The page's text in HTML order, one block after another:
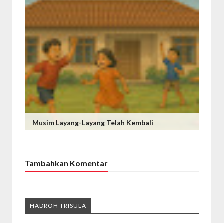
Musim Layang-Layang Telah Kembali
Tambahkan Komentar
HADROH TRISULA